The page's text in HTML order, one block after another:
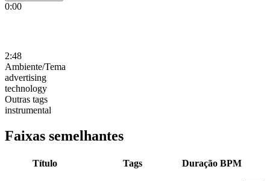
0:00
2:48
Ambiente/Tema
advertising
technology
Outras tags
instrumental
Faixas semelhantes
Título Tags Duração BPM